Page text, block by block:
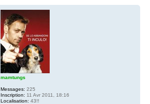
mamtungs
Messages: 225
Inscription: 11 Avr 2011, 18:16
Localisation: 43!!